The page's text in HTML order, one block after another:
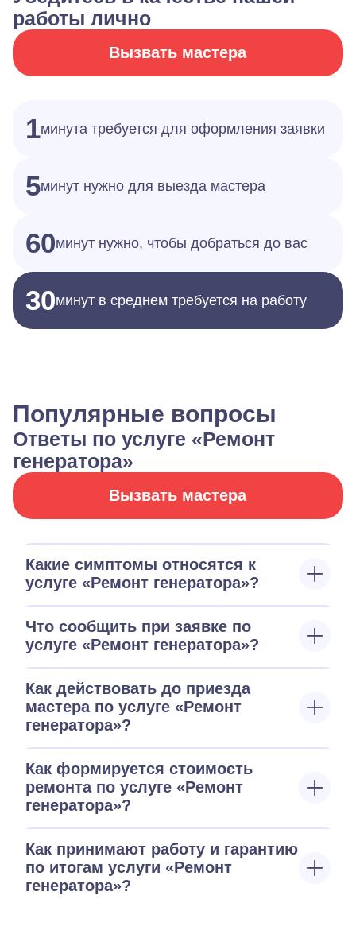
работы лично
Вызвать мастера
1минута требуется для оформления заявки
5минут нужно для выезда мастера
60минут нужно, чтобы добраться до вас
30минут в среднем требуется на работу
Популярные вопросы
Ответы по услуге «Ремонт
генератора»
Вызвать мастера
Какие симптомы относятся к
услуге «Ремонт генератора»?
Что сообщить при заявке по
услуге «Ремонт генератора»?
Как действовать до приезда
мастера по услуге «Ремонт
генератора»?
Как формируется стоимость
ремонта по услуге «Ремонт
генератора»?
Как принимают работу и гарантию
по итогам услуги «Ремонт
генератора»?